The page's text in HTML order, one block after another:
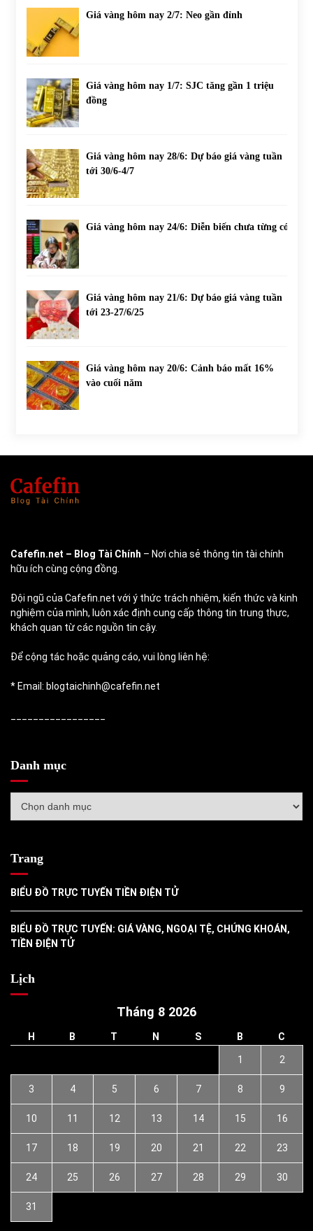
Giá vàng hôm nay 2/7: Neo gần đỉnh
Giá vàng hôm nay 1/7: SJC tăng gần 1 triệu
đồng
Giá vàng hôm nay 28/6: Dự báo giá vàng tuần
tới 30/6-4/7
Giá vàng hôm nay 24/6: Diễn biến chưa từng có
Giá vàng hôm nay 21/6: Dự báo giá vàng tuần
tới 23-27/6/25
Giá vàng hôm nay 20/6: Cảnh báo mất 16%
vào cuối năm
Cafefin.net – Blog Tài Chính – Nơi chia sẻ thông tin tài chính
hữu ích cùng cộng đồng.
Đội ngũ của Cafefin.net với ý thức trách nhiệm, kiến thức và kinh
nghiệm của mình, luôn xác định cung cấp thông tin trung thực,
khách quan từ các nguồn tin cậy.
Để cộng tác hoặc quảng cáo, vui lòng liên hệ:
* Email: blogtaichinh@cafefin.net
Danh mục
mục
Trang
BIỂU ĐỒ TRỰC TUYẾN TIỀN ĐIỆN TỬ
BIỂU ĐỒ TRỰC TUYẾN: GIÁ VÀNG, NGOẠI TỆ, CHỨNG KHOÁN,
TIỀN ĐIỆN TỬ
Lịch
Tháng 8 2026
H B T N S B C
1 2
3 4 5 6 7 8 9
10 11 12 13 14 15 16
17 18 19 20 21 22 23
24 25 26 27 28 29 30
31